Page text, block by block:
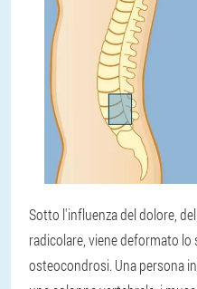
Sotto l'influenza del dolore,
radicolare, viene deformato
osteocondrosi. Una persona